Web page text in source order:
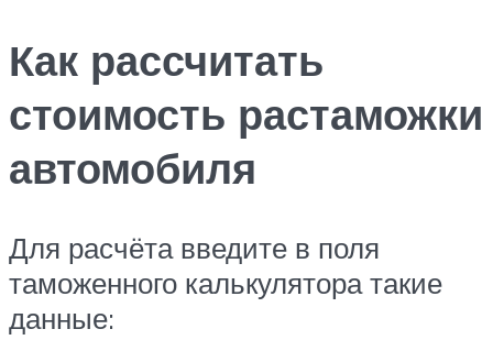
Как рассчитать
стоимость растаможки
автомобиля
Для расчёта введите в поля
таможенного калькулятора такие
данные: